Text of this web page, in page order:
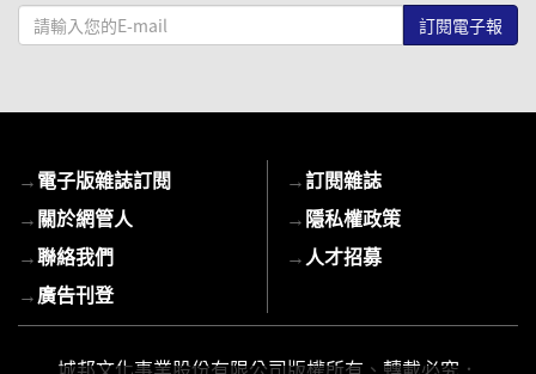
請
輸
mail
→電子版雜誌訂閱
→關於網管人
→聯絡我們
→廣告刊登
→訂閱雜誌
→隱私權政策
→人才招募
城邦文化事業股份有限公司版權所有、轉載必究．